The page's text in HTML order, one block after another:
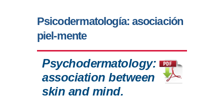
Psicodermatología: asociación
piel-mente
Psychodermatology:
association between
skin and mind.